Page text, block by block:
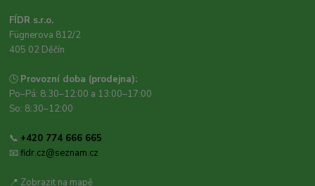
FÍDR s.r.o.
Fügnerova 812/2
405 02 Děčín
🕒 Provozní doba (prodejna):
Po–Pá: 8:30–12:00 a 13:00–17:00
So: 8:30–12:00
📞 +420 774 666 665
📧fidr.cz@seznam.cz
📍 Zobrazit na mapě